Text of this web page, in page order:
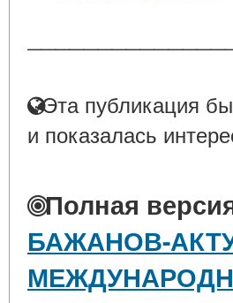
Эта публикация
и показалась
Полная
БАЖАНОВ-